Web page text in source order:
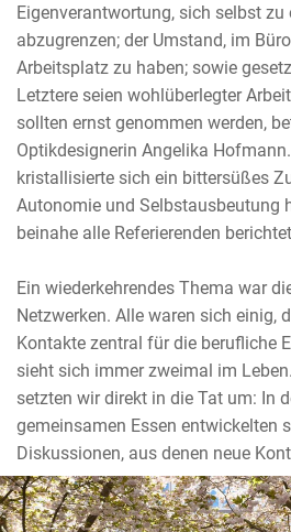
Eigenverantwortung, sich selbst zu
abzugrenzen; der Umstand, im
Arbeitsplatz zu haben; sowie
Letztere seien wohlüberlegter
sollten ernst genommen werden,
Optikdesignerin Angelika
kristallisierte sich ein bittersüßes
Autonomie und Selbstausbeutung
beinahe alle Referierenden
Ein wiederkehrendes Thema war
Netzwerken. Alle waren sich einig,
Kontakte zentral für die berufliche
sieht sich immer zweimal im
setzten wir direkt in die Tat um: In
gemeinsamen Essen entwickelten
Diskussionen, aus denen neue